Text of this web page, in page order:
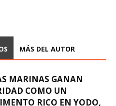
MÁS DEL AUTOR
MARINAS GANAN
COMO UN
RICO EN YODO,